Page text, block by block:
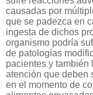
causadas por
que se padezca en
ingesta de dichos
organismo podría
de patologías
pacientes y también
atención que deben
en el momento de